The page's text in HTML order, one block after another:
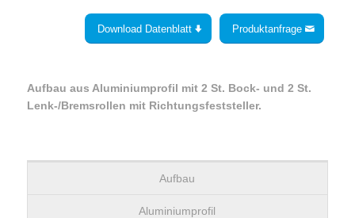
Produktanfrage
Download Datenblatt
Aufbau aus Aluminiumprofil mit 2 St. Bock- und 2 St.
Lenk-/Bremsrollen mit Richtungsfeststeller.
Aufbau
Aluminiumprofil